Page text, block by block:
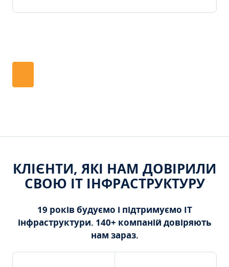
КЛІЄНТИ, ЯКІ НАМ ДОВІРИЛИ
СВОЮ ІТ ІНФРАСТРУКТУРУ
19 років будуємо і підтримуємо ІТ
інфраструктури. 140+ компаній довіряють
нам зараз.